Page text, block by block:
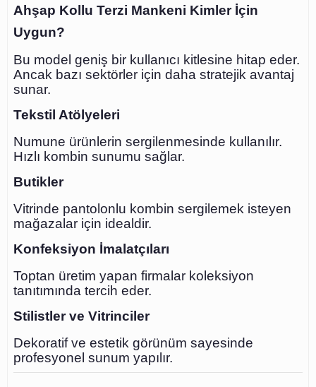
Ahşap Kollu Terzi Mankeni Kimler İçin
Uygun?
Bu model geniş bir kullanıcı kitlesine hitap eder.
Ancak bazı sektörler için daha stratejik avantaj
sunar.
Tekstil Atölyeleri
Numune ürünlerin sergilenmesinde kullanılır.
Hızlı kombin sunumu sağlar.
Butikler
Vitrinde pantolonlu kombin sergilemek isteyen
mağazalar için idealdir.
Konfeksiyon İmalatçıları
Toptan üretim yapan firmalar koleksiyon
tanıtımında tercih eder.
Stilistler ve Vitrinciler
Dekoratif ve estetik görünüm sayesinde
profesyonel sunum yapılır.